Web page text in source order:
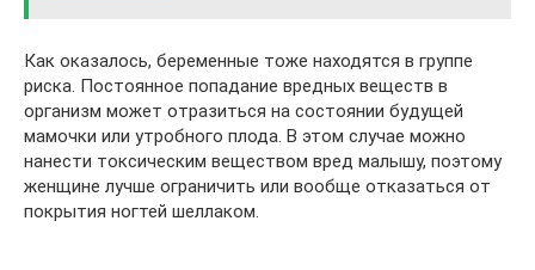
Как оказалось, беременные тоже находятся в группе
риска. Постоянное попадание вредных веществ в
организм может отразиться на состоянии будущей
мамочки или утробного плода. В этом случае можно
нанести токсическим веществом вред малышу, поэтому
женщине лучше ограничить или вообще отказаться от
покрытия ногтей шеллаком.